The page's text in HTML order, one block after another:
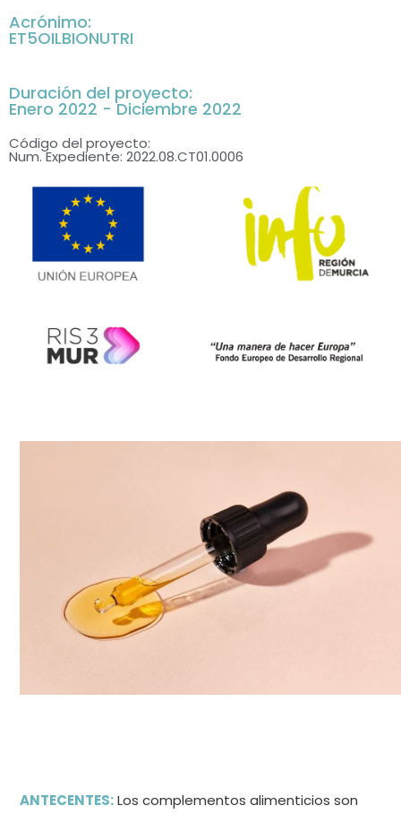
Acrónimo:
ET5OILBIONUTRI
Duración del proyecto:
Enero 2022 - Diciembre 2022
Código del proyecto:
Num. Expediente: 2022.08.CT01.0006
ANTECENTES:Los complementos alimenticios son